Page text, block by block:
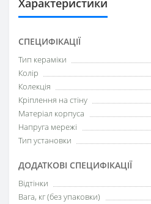
Характеристики
СПЕЦИФІКАЦІЇ
Тип кераміки
Колір
Колекція
Кріплення на стіну
Матеріал корпуса
Напруга мережі
Тип установки
ДОДАТКОВІ СПЕЦИФІКАЦІЇ
Відтінки
Вага, кг (без упаковки)